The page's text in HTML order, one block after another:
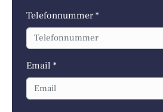
Telefonnummer *
Email *